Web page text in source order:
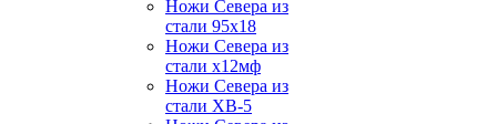
Ножи Севера из
стали 95х18
Ножи Севера из
стали х12мф
Ножи Севера из
стали ХВ-5